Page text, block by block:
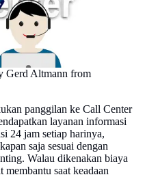
Gerd Altmann from
panggilan ke Call Center
layanan informasi
24 jam setiap harinya,
saja sesuai dengan
Walau dikenakan biaya
saat keadaan